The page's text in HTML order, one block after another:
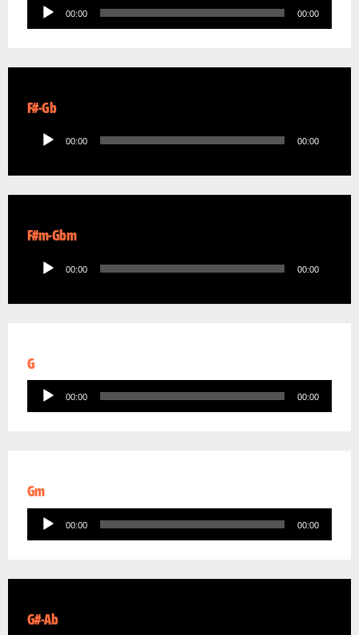
Audio
Player
00:00 00:00
F#-Gb
Audio
Player
00:00 00:00
F#m-Gbm
Audio
Player
00:00 00:00
G
Audio
Player
00:00 00:00
Gm
Audio
Player
00:00 00:00
G#-Ab